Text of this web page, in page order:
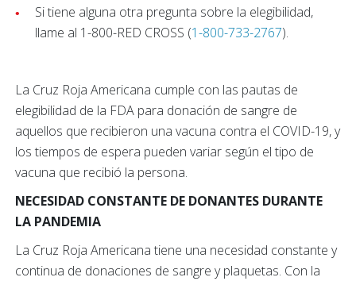
Si tiene alguna otra pregunta sobre la elegibilidad,
llame al 1-800-RED CROSS (1-800-733-2767).
La Cruz Roja Americana cumple con las pautas de
elegibilidad de la FDA para donación de sangre de
aquellos que recibieron una vacuna contra el COVID-19, y
los tiempos de espera pueden variar según el tipo de
vacuna que recibió la persona.
NECESIDAD CONSTANTE DE DONANTES DURANTE
LA PANDEMIA
La Cruz Roja Americana tiene una necesidad constante y
continua de donaciones de sangre y plaquetas. Con la